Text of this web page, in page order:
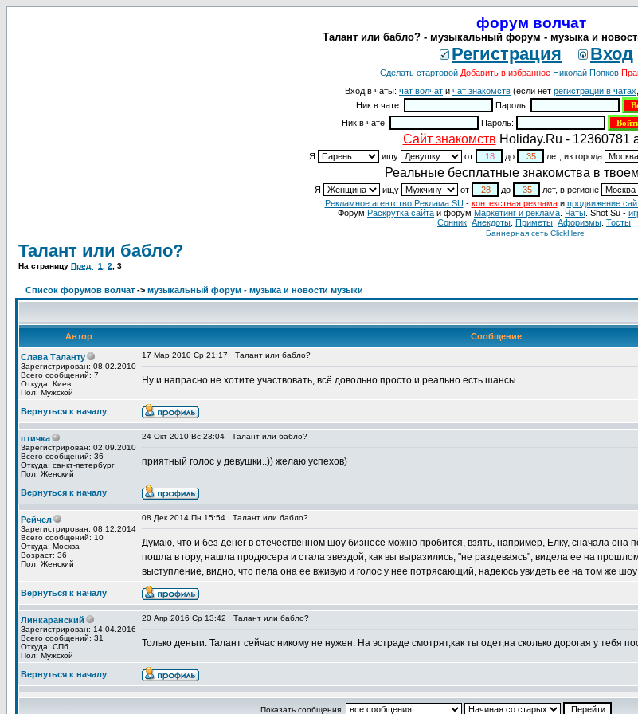
форум волчат
Талант или бабло? - музыкальный форум - музыка и
Регистрация Вход
Сделать стартовой Добавить в избранное Николай Попков
Вход в чаты: чат волчат и чат знакомств (если нет регистрации в чатах
Ник в чате:
Пароль:
Ник в чате:
Пароль:
Cайт знакомств Holiday.Ru - 12360781
Я ищу от до лет, из города
Реальные бесплатные знакомства в
Я ищу от до
лет, в регионе
Рекламное агентство Реклама SU- контекстная рекламаи продвижение
Форум Раскрутка сайта и форум Маркетинг и реклама Чаты . Shot.Su -
Сонник Анекдоты Приметы Aфоризмы Тосты
Баннерная сеть ClickHere
Талант или бабло?
На страницу Пред. 1 2 3
Список форумов волчат -> музыкальный форум - музыка и новости музыки
Автор Сообщение
Слава Таланту
Зарегистрирован: 08.02.2010
Всего сообщений: 7
Откуда: Киев
Пол: Мужской
17 Мар 2010 Ср 21:17 Талант или бабло?
Ну и напрасно не хотите участвовать, всё довольно просто и реально есть шансы.
Вернуться к началу
птичка
Зарегистрирован: 02.09.2010
Всего сообщений: 36
Откуда: санкт-петербург
Пол: Женский
24 Окт 2010 Вс 23:04 Талант или бабло?
приятный голос у девушки..)) желаю успехов)
Вернуться к началу
Рейчел
Зарегистрирован: 08.12.2014
Всего сообщений: 10
Откуда: Москва
Возраст: 36
Пол: Женский
08 Дек 2014 Пн 15:54 Талант или бабло?
Думаю, что и без денег в отечественном шоу бизнесе можно пробится, взять, например, Елку, сначала она
пошла в гору, нашла продюсера и стала звездой, как вы выразились, "не раздеваясь", видела ее на
выступление, видно, что пела она ее вживую и голос у нее потрясающий, надеюсь увидеть ее на том же
Вернуться к началу
Линкаранский
Зарегистрирован: 14.04.2016
Всего сообщений: 31
Откуда: СПб
Пол: Мужской
20 Апр 2016 Ср 13:42 Талант или бабло?
Только деньги. Талант сейчас никому не нужен. На эстраде смотрят,как ты одет,на сколько дорогая у тебя
Вернуться к началу
Показать сообщения: